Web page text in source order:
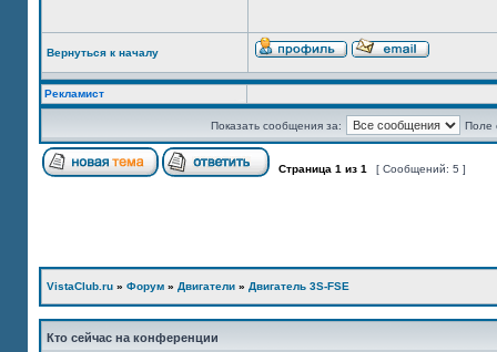
Вернуться к началу
Рекламист
Показать сообщения за: Поле
Страница 1 из 1 [ Сообщений: 5 ]
VistaClub.ru » Форум » Двигатели » Двигатель 3S-FSE
Кто сейчас на конференции